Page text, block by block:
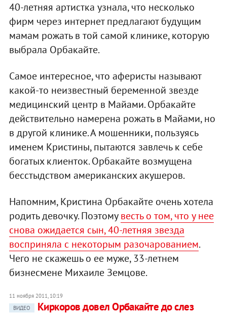
40-летняя артистка узнала, что несколько
фирм через интернет предлагают будущим
мамам рожать в той самой клинике, которую
выбрала Орбакайте.
Самое интересное, что аферисты называют
какой-то неизвестный беременной звезде
медицинский центр в Майами. Орбакайте
действительно намерена рожать в Майами, но
в другой клинике. А мошенники, пользуясь
именем Кристины, пытаются завлечь к себе
богатых клиенток. Орбакайте возмущена
бесстыдством американских акушеров.
Напомним, Кристина Орбакайте очень хотела
родить девочку. Поэтомувесть о том, что у нее
снова ожидается сын, 40-летняя звезда
восприняла с некоторым разочарованием.
Чего не скажешь о ее муже, 33-летнем
бизнесмене Михаиле Земцове.
11 ноября 2011, 10:19
ВИДЕО
Киркоров довел Орбакайте до слез